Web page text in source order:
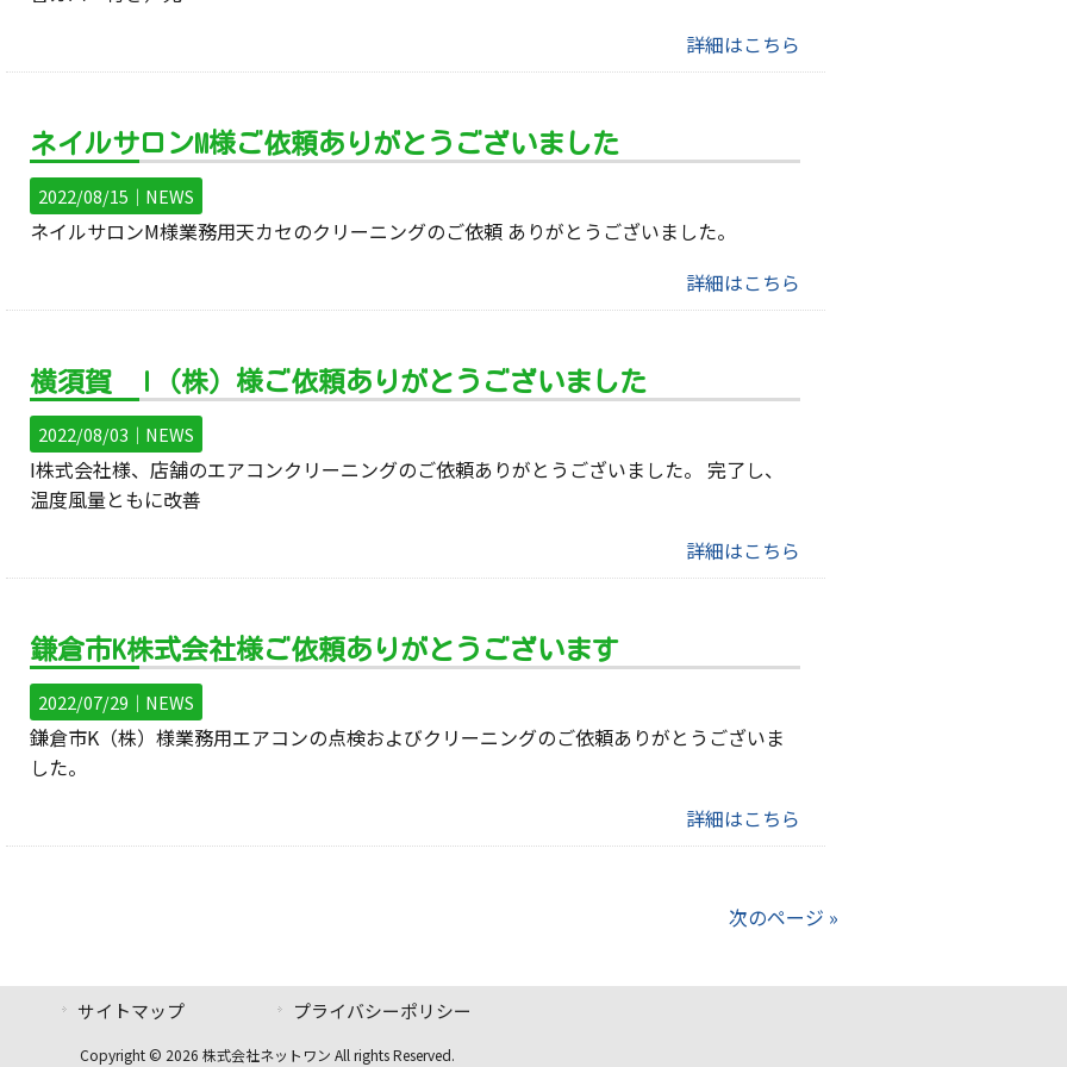
詳細はこちら
ネイルサロンM様ご依頼ありがとうございました
2022/08/15｜ NEWS
ネイルサロンM様業務用天カセのクリーニングのご依頼 ありがとうございました。
詳細はこちら
横須賀 I（株）様ご依頼ありがとうございました
2022/08/03｜ NEWS
I株式会社様、店舗のエアコンクリーニングのご依頼ありがとうございました。 完了し、
温度風量ともに改善
詳細はこちら
鎌倉市K株式会社様ご依頼ありがとうございます
2022/07/29｜ NEWS
鎌倉市K（株）様業務用エアコンの点検およびクリーニングのご依頼ありがとうございま
した。
詳細はこちら
次のページ »
サイトマップ プライバシーポリシー
Copyright © 2026 株式会社ネットワン All rights Reserved.